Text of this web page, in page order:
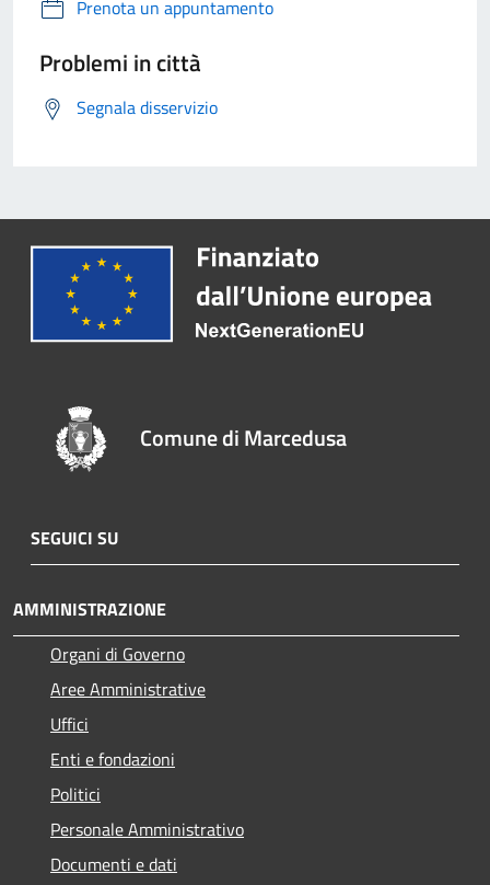
Prenota un appuntamento
Problemi in città
Segnala disservizio
Comune di Marcedusa
SEGUICI SU
AMMINISTRAZIONE
Organi di Governo
Aree Amministrative
Uffici
Enti e fondazioni
Politici
Personale Amministrativo
Documenti e dati